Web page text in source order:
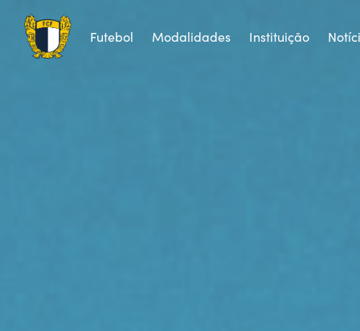
Futebol Modalidades Instituição